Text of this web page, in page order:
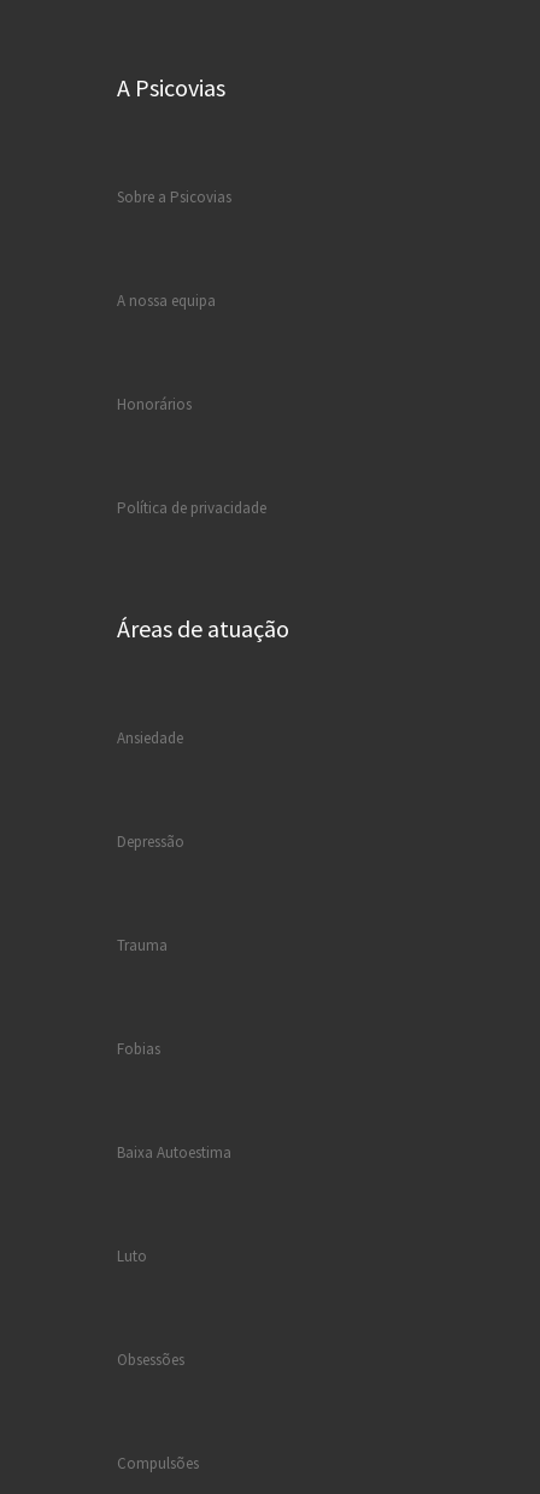
A Psicovias
Sobre a Psicovias
A nossa equipa
Honorários
Política de privacidade
Áreas de atuação
Ansiedade
Depressão
Trauma
Fobias
Baixa Autoestima
Luto
Obsessões
Compulsões